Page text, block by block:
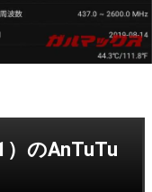
）のAnTuTu